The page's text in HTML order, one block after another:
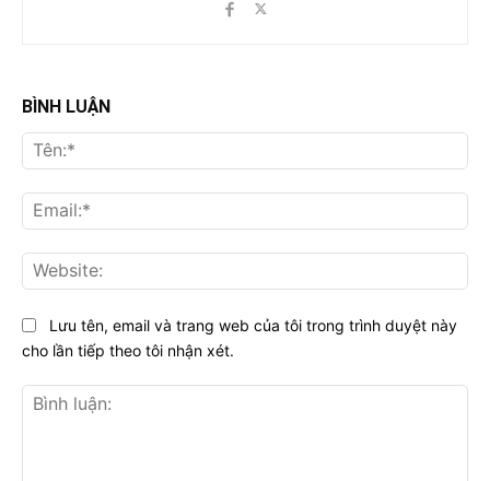
BÌNH LUẬN
Lưu tên, email và trang web của tôi trong trình duyệt này
cho lần tiếp theo tôi nhận xét.